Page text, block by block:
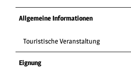
Allgemeine Informationen
Touristische Veranstaltung
Eignung